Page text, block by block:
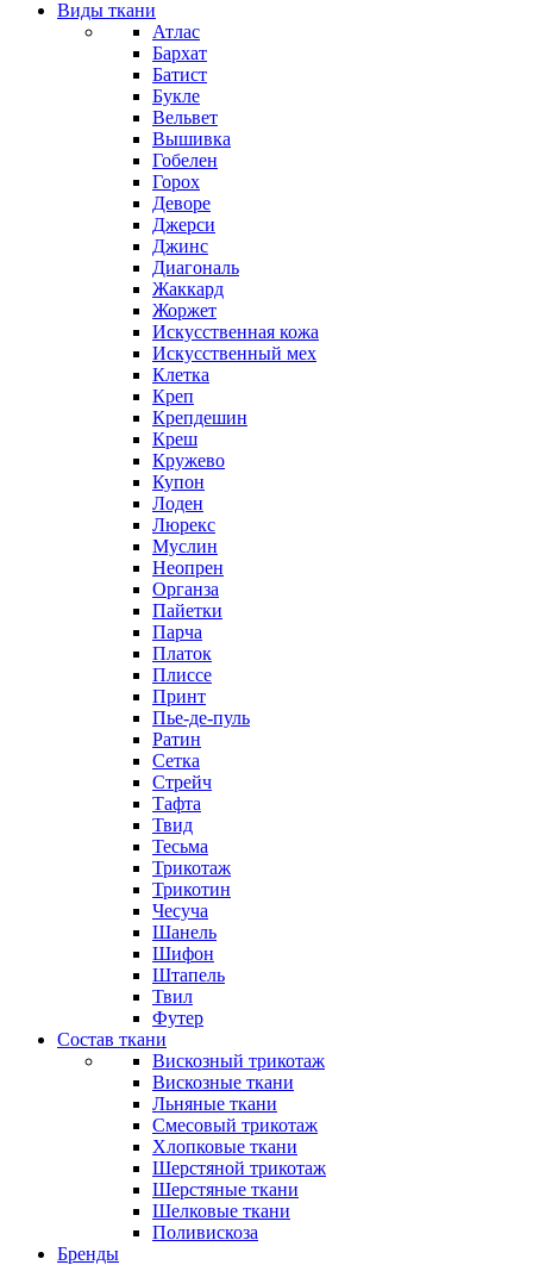
Виды ткани
Атлас
Бархат
Батист
Букле
Вельвет
Вышивка
Гобелен
Горох
Деворе
Джерси
Джинс
Диагональ
Жаккард
Жоржет
Искусственная кожа
Искусственный мех
Клетка
Креп
Крепдешин
Креш
Кружево
Купон
Лоден
Люрекс
Муслин
Неопрен
Органза
Пайетки
Парча
Платок
Плиссе
Принт
Пье-де-пуль
Ратин
Сетка
Стрейч
Тафта
Твид
Тесьма
Трикотаж
Трикотин
Чесуча
Шанель
Шифон
Штапель
Твил
Футер
Состав ткани
Вискозный трикотаж
Вискозные ткани
Льняные ткани
Смесовый трикотаж
Хлопковые ткани
Шерстяной трикотаж
Шерстяные ткани
Шелковые ткани
Поливискоза
Бренды